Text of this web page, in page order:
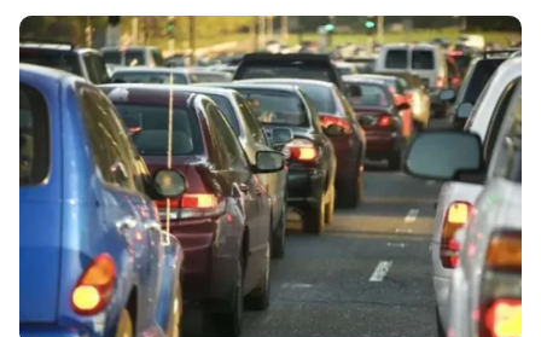
21:30
Ո՞ւր կորավ հայի պահանջատեր տեսակը․ Կարինե
Նալչաջյանը՝ հայի հոգեկերտվածքի, ազգային
դիմագծի մասին (տեսանյութ)
21:25
Հորմուզի նեղուցը կարող է կորցնել իր
ռազմավարական նշանակությունը
Ստեփանավանում ռուս կինը փորձել է
ինքնասպանություն գործել